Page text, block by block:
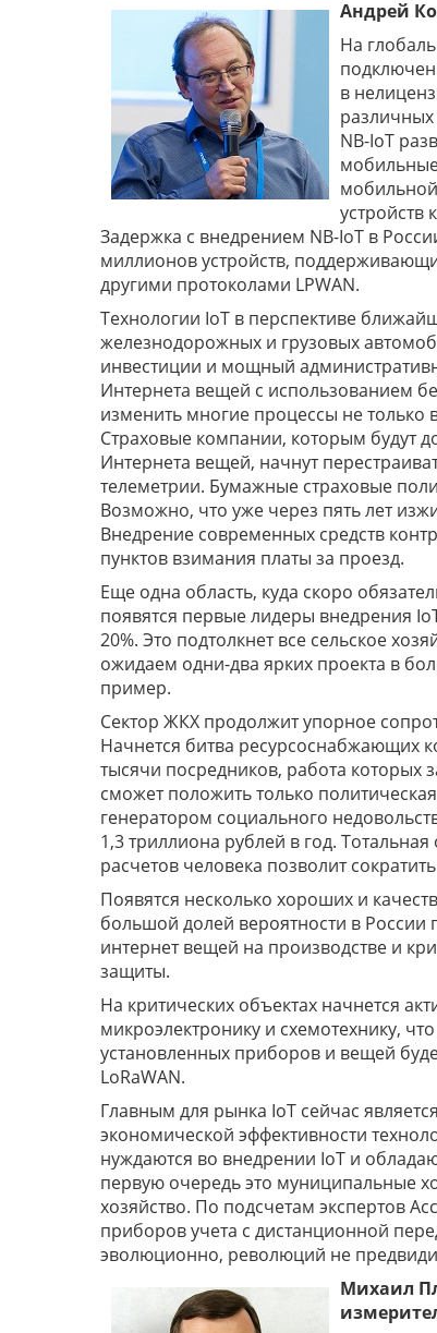
Андрей
На
в
NB-IoT
мобильной
устройств
Задержка с внедрением NB-IoT в
миллионов устройств,
другими протоколами LPWAN.
Технологии IoT в перспективе
железнодорожных и грузовых
инвестиции и мощный
Интернета вещей с использованием
изменить многие процессы не только
Страховые компании, которым будут
Интернета вещей, начнут
телеметрии. Бумажные страховые
Возможно, что уже через пять лет
Внедрение современных средств
пунктов взимания платы за проезд.
Еще одна область, куда скоро
появятся первые лидеры внедрения
20%. Это подтолкнет все сельское
ожидаем одни-два ярких проекта в
пример.
Сектор ЖКХ продолжит упорное
Начнется битва ресурсоснабжающих
тысячи посредников, работа которых
сможет положить только
генератором социального
1,3 триллиона рублей в год.
расчетов человека позволит
Появятся несколько хороших и
большой долей вероятности в
интернет вещей на производстве и
защиты.
На критических объектах начнется
микроэлектронику и схемотехнику,
установленных приборов и вещей
LoRaWAN.
Главным для рынка IoT сейчас
экономической эффективности
нуждаются во внедрении IoT и
первую очередь это муниципальные
хозяйство. По подсчетам экспертов
приборов учета с дистанционной
эволюционно, революций не
Михаил